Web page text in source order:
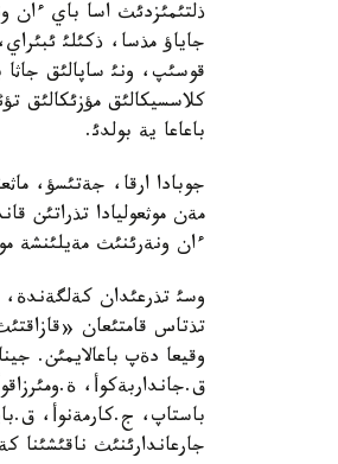
ذلتئمئزدئث اسا باي ءان
جاياؤ مذسا، ذكئلئ
قوسئپ، ونئ ساپالئق جاثا
كلاسسيكالئق مؤزئكالئق
باعاعا ية بولدئ.
جوبادا ارقا، جةتئسؤ،
مةن موثعوليادا تذراتئن
ءان ونةرئنئث مةيلئنشة
وسئ تذرعئدان كةلگةندة،
وقيعا دةپ باعالايمئن.
ق.جانداربةكوأ،
باستاپ، ج.كارمةنوأ،
جارعاندارئنئث ناقئشئنا